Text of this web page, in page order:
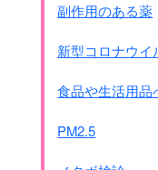
他の容疑者（ギャン
注：言いがかりの
たった1日で237
南警備隊(広島歩兵
大都市では村のよう
副作用のある薬
新型コロナウイ
食品や生活用品
PM2.5